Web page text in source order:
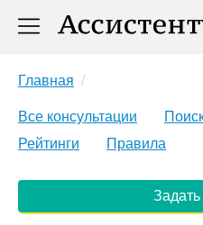
Главная
Все консультации
Рейтинги
Правила